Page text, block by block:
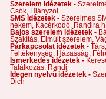
Szerelem idézetek -
Csók,
Hiányzol
SMS idézetek - Szerelmes
nekem,
Kacérkodó,
Randira
Bajos szerelem idézetek -
Szakítás,
Elmúlt szerelem,
Párkapcsolat idézetek -
Féltékenység,
Házasság,
Ismerkedés idézetek -
Találkozás,
Randi
Idegen nyelvű idézetek -
Dich